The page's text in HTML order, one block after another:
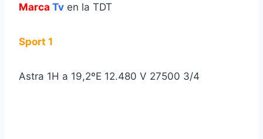
Marca Tv en la TDT
Sport 1
Astra 1H a 19,2ºE 12.480 V 27500 3/4